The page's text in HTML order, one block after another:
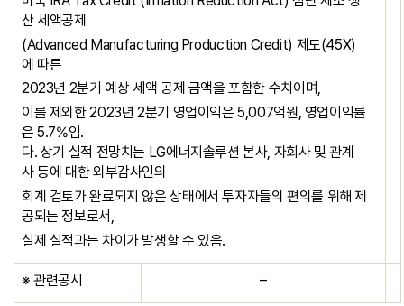
산 세액공제
(Advanced Manufacturing Production Credit) 제도(45X)
에 따른
2023년 2분기 예상 세액 공제 금액을 포함한 수치이며,
이를 제외한 2023년 2분기 영업이익은 5,007억원, 영업이익률
은 5.7%임.
다. 상기 실적 전망치는 LG에너지솔루션 본사, 자회사 및 관계
사 등에 대한 외부감사인의
회계 검토가 완료되지 않은 상태에서 투자자들의 편의를 위해 제
공되는 정보로서,
실제 실적과는 차이가 발생할 수 있음.
※ 관련공시 –